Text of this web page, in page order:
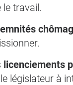
le travail.
licenciements
législateur à